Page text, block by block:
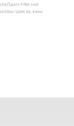
Spam-Filter sind
(aber da, keine